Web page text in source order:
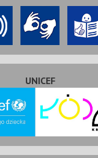
UNICEF